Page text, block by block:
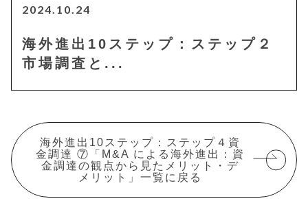
2024.10.24
海外進出10ステップ：ステップ２
市場調査と...
海外進出10ステップ：ステップ４資
金調達 ⑦「M&A による海外進出：資
金調達の観点から見たメリット・デ
メリット」一覧に戻る